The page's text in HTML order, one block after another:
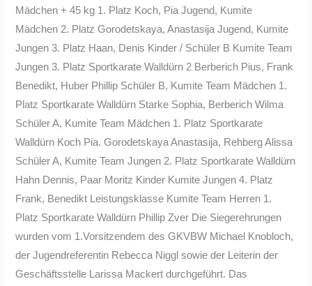
Mädchen + 45 kg 1. Platz Koch, Pia Jugend, Kumite
Mädchen 2. Platz Gorodetskaya, Anastasija Jugend, Kumite
Jungen 3. Platz Haan, Denis Kinder / Schüler B Kumite Team
Jungen 3. Platz Sportkarate Walldürn 2 Berberich Pius, Frank
Benedikt, Huber Phillip Schüler B, Kumite Team Mädchen 1.
Platz Sportkarate Walldürn Starke Sophia, Berberich Wilma
Schüler A, Kumite Team Mädchen 1. Platz Sportkarate
Walldürn Koch Pia. Gorodetskaya Anastasija, Rehberg Alissa
Schüler A, Kumite Team Jungen 2. Platz Sportkarate Walldürn
Hahn Dennis, Paar Moritz Kinder Kumite Jungen 4. Platz
Frank, Benedikt Leistungsklasse Kumite Team Herren 1.
Platz Sportkarate Walldürn Phillip Zver Die Siegerehrungen
wurden vom 1.Vorsitzendem des GKVBW Michael Knobloch,
der Jugendreferentin Rebecca Niggl sowie der Leiterin der
Geschäftsstelle Larissa Mackert durchgeführt. Das